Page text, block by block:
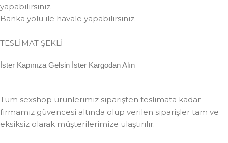
yapabilirsiniz.
Banka yolu ile havale yapabilirsiniz.
TESLİMAT ŞEKLİ
İster Kapınıza Gelsin İster Kargodan Alın
Tüm sexshop ürünlerimiz siparişten teslimata kadar
firmamız güvencesi altında olup verilen siparişler tam ve
eksiksiz olarak müşterilerimize ulaştırılır.